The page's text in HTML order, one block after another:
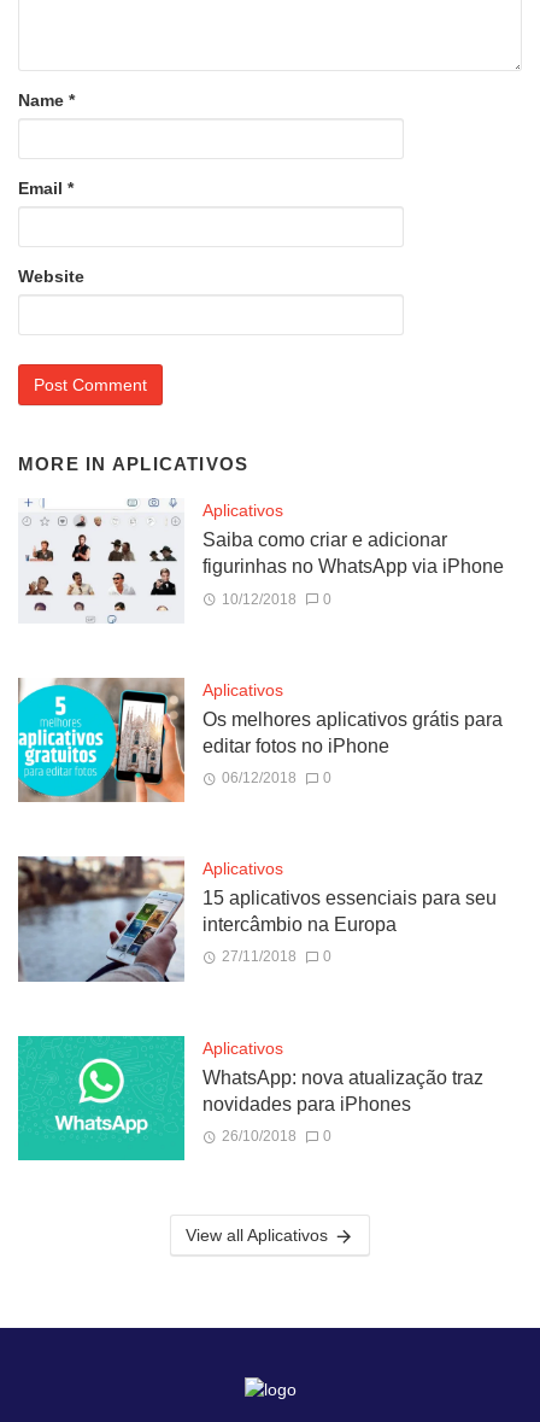
Name *
Email *
Website
MORE IN APLICATIVOS
Aplicativos
Saiba como criar e adicionar
figurinhas no WhatsApp via iPhone
10/12/2018 0
Aplicativos
Os melhores aplicativos grátis para
editar fotos no iPhone
06/12/2018 0
Aplicativos
15 aplicativos essenciais para seu
intercâmbio na Europa
27/11/2018 0
Aplicativos
WhatsApp: nova atualização traz
novidades para iPhones
26/10/2018 0
View all Aplicativos